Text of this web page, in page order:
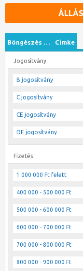
Böngészés … Címke
Jogosítvány
B jogosítvány
C jogosítvány
CE jogosítvány
DE jogosítvány
Fizetés
1 000 000 Ft felett
400 000 - 500 000 Ft
500 000 - 600 000 Ft
600 000 - 700 000 Ft
700 000 - 800 000 Ft
800 000 - 900 000 Ft